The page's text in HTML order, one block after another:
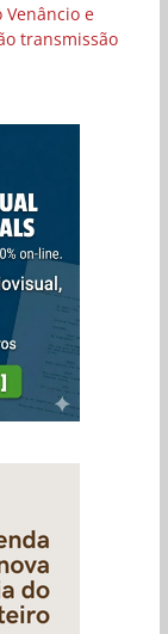
Venâncio e
transmissão